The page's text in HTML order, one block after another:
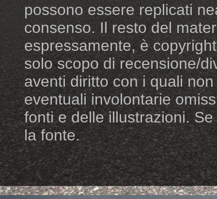
possono essere replicati
consenso. Il resto del
espressamente, è
solo scopo di recensione/
aventi diritto con i quali
eventuali involontarie
fonti e delle illustrazioni.
la fonte.